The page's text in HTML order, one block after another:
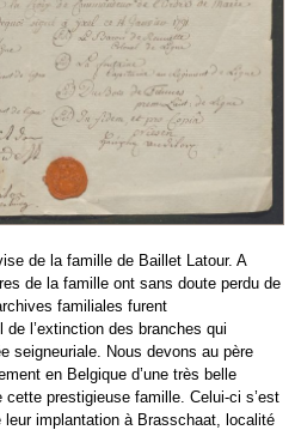
de la famille de Baillet Latour. A
de la famille ont sans doute perdu de
familiales furent
l’extinction des branches qui
seigneuriale. Nous devons au père
en Belgique d’une très belle
prestigieuse famille. Celui-ci s’est
implantation à Brasschaat, localité